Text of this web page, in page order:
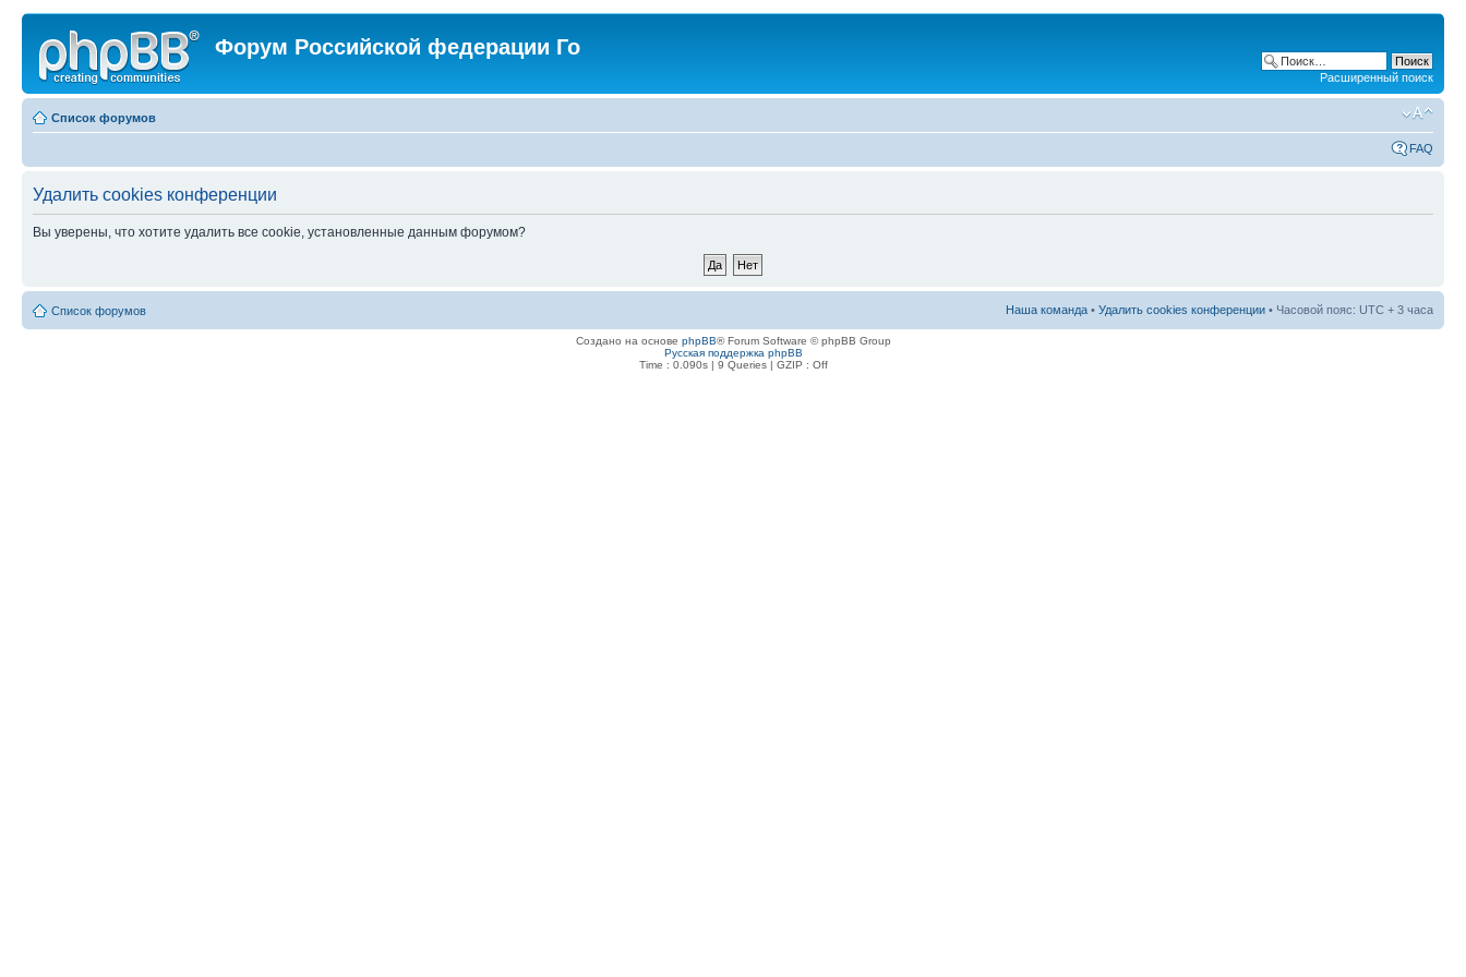
Форум Российской федерации Го
Расширенный поиск
Список форумов
FAQ
Удалить cookies конференции
Вы уверены, что хотите удалить все cookie, установленные данным форумом?
Список форумов Наша команда • Удалить cookies конференции • Часовой пояс: UTC + 3 часа
Создано на основе phpBB® Forum Software © phpBB Group
Русская поддержка phpBB
Time : 0.090s | 9 Queries | GZIP : Off